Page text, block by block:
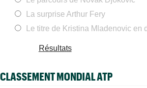
Joao Fonseca a taquiné Djokovic : "Il dit ça
ATP - Montréal
Alexander Zverev s'est raté : "Le pire match
ATP - Blessure
Frances Tiafoe opéré de la main droite après
Caroline Garcia est devenue la maman d’un
La surprise Arthur Fery
Le titre de Kristina Mladenovic en
Résultats
CLASSEMENT MONDIAL ATP